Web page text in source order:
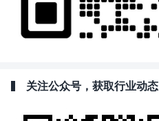
关注公众号，获取行业动态